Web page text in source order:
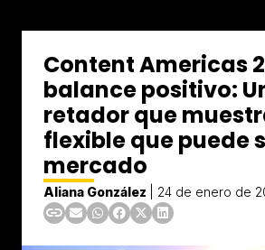
Content Americas
balance positivo:
retador que
flexible que puede
mercado
Aliana González 24 de enero de